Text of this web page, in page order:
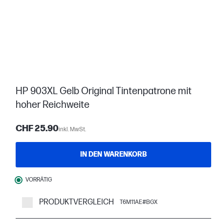
HP 903XL Gelb Original Tintenpatrone mit
hoher Reichweite
CHF 25.90inkl. MwSt.
IN DEN WARENKORB
VORRÄTIG
PRODUKTVERGLEICH T6M11AE#BGX